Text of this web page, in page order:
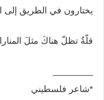
يختارون في الطريق إلى
قلّةٌ تظلّ هناكَ مثلَ
*شاعر فلسطيني